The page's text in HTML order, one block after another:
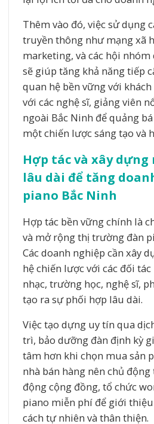
Thêm vào đó, việc sử dụng
truyền thông như mạng xã
marketing, và các hội nhóm
sẽ giúp tăng khả năng tiếp
quan hệ bền vững với
với các nghệ sĩ, giảng viên
ngoài Bắc Ninh để quảng
một chiến lược sáng tạo và
Hợp tác và xây dựng
lâu dài để tăng
piano Bắc Ninh
Hợp tác bền vững chính là
và mở rộng thị trường đàn
Các doanh nghiệp cần xây
hệ chiến lược với các đối
nhạc, trường học, nghệ sĩ,
tạo ra sự phối hợp lâu dài.
Việc tạo dựng uy tín qua
trì, bảo dưỡng đàn định kỳ
tâm hơn khi chọn mua sản
nhà bán hàng nên chủ
động cộng đồng, tổ chức
piano miễn phí để giới
cách tự nhiên và thân thiện.